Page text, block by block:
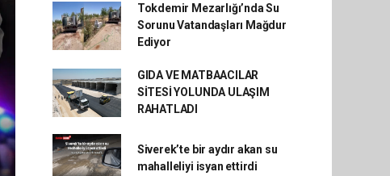
Tokdemir Mezarlığı’nda Su
Sorunu Vatandaşları Mağdur
Ediyor
GIDA VE MATBAACILAR
SİTESİ YOLUNDA ULAŞIM
RAHATLADI
Siverek’te bir aydır akan su
mahalleliyi isyan ettirdi